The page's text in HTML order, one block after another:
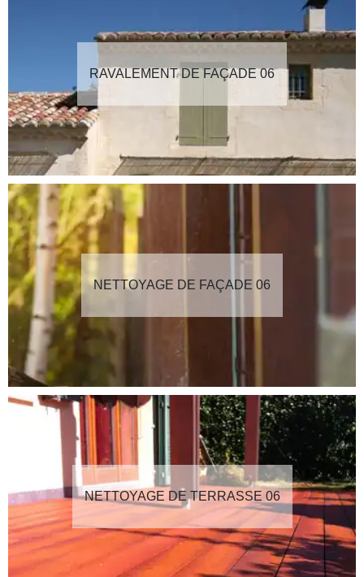
RAVALEMENT DE FAÇADE 06
NETTOYAGE DE FAÇADE 06
NETTOYAGE DE TERRASSE 06